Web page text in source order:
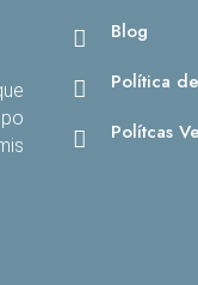
Blog
Política
Polítcas